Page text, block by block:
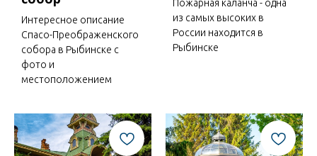
Интересное описание
Спасо-Преображенского
собора в Рыбинске с
фото и
местоположением
Пожарная каланча - одна
из самых высоких в
России находится в
Рыбинске